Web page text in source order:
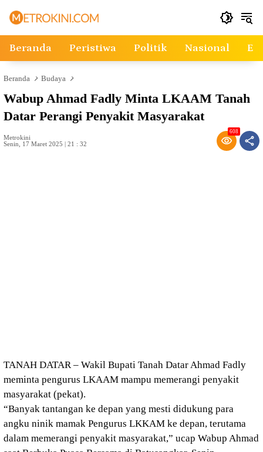
Beranda Peristiwa Politik Nasional
Beranda Budaya
Wabup Ahmad Fadly Minta LKAAM Tanah
Datar Perangi Penyakit Masyarakat
Metrokini
Senin, 17 Maret 2025 | 21 : 32
608
TANAH DATAR – Wakil Bupati Tanah Datar Ahmad Fadly
meminta pengurus LKAAM mampu memerangi penyakit
masyarakat (pekat).
“Banyak tantangan ke depan yang mesti didukung para
angku ninik mamak Pengurus LKKAM ke depan, terutama
dalam memerangi penyakit masyarakat,” ucap Wabup Ahmad